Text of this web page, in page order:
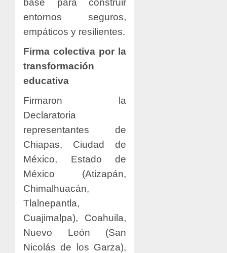
base para construir
entornos seguros,
empáticos y resilientes.
Firma colectiva por la
transformación
educativa
Firmaron la
Declaratoria
representantes de
Chiapas, Ciudad de
México, Estado de
México (Atizapán,
Chimalhuacán,
Tlalnepantla,
Cuajimalpa), Coahuila,
Nuevo León (San
Nicolás de los Garza),